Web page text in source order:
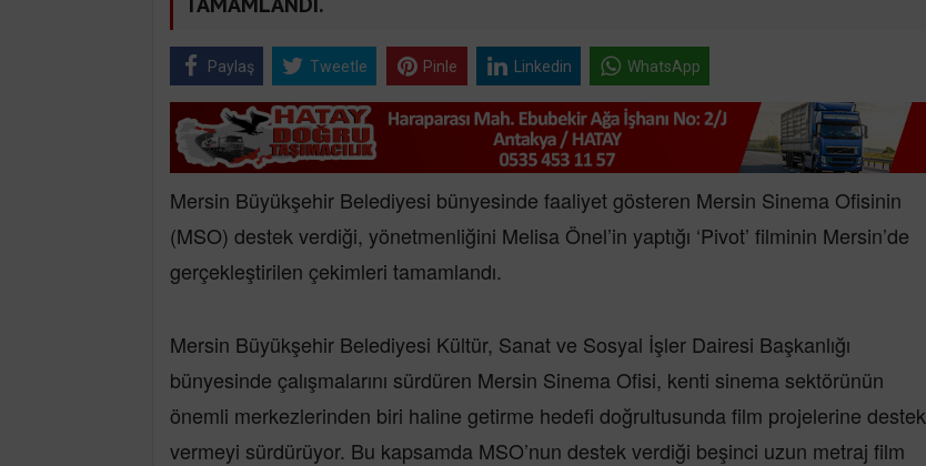
Paylaş Tweetle Pinle Linkedin WhatsApp
Mersin Büyükşehir Belediyesi bünyesinde faaliyet gösteren Mersin Sinema Ofisinin
(MSO) destek verdiği, yönetmenliğini Melisa Önel’in yaptığı ‘Pivot’ filminin Mersin’de
gerçekleştirilen çekimleri tamamlandı.
Mersin Büyükşehir Belediyesi Kültür, Sanat ve Sosyal İşler Dairesi Başkanlığı
bünyesinde çalışmalarını sürdüren Mersin Sinema Ofisi, kenti sinema sektörünün
önemli merkezlerinden biri haline getirme hedefi doğrultusunda film projelerine destek
vermeyi sürdürüyor. Bu kapsamda MSO’nun destek verdiği beşinci uzun metraj film